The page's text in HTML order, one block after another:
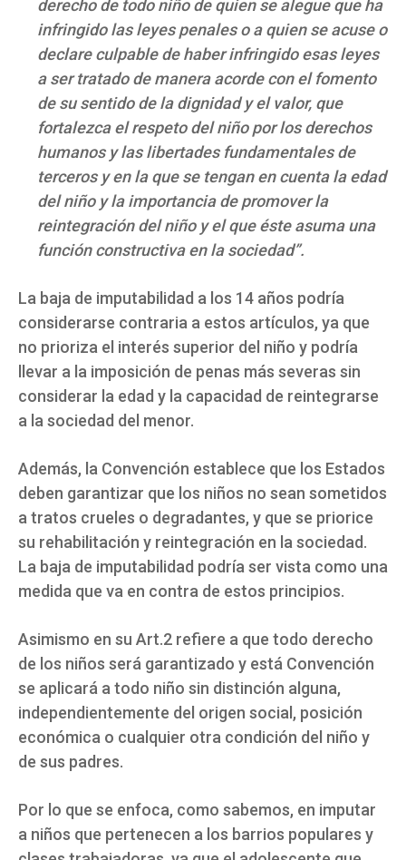
derecho de todo niño de quien se alegue que ha
infringido las leyes penales o a quien se acuse o
declare culpable de haber infringido esas leyes
a ser tratado de manera acorde con el fomento
de su sentido de la dignidad y el valor, que
fortalezca el respeto del niño por los derechos
humanos y las libertades fundamentales de
terceros y en la que se tengan en cuenta la edad
del niño y la importancia de promover la
reintegración del niño y el que éste asuma una
función constructiva en la sociedad”.
La baja de imputabilidad a los 14 años podría
considerarse contraria a estos artículos, ya que
no prioriza el interés superior del niño y podría
llevar a la imposición de penas más severas sin
considerar la edad y la capacidad de reintegrarse
a la sociedad del menor.
Además, la Convención establece que los Estados
deben garantizar que los niños no sean sometidos
a tratos crueles o degradantes, y que se priorice
su rehabilitación y reintegración en la sociedad.
La baja de imputabilidad podría ser vista como una
medida que va en contra de estos principios.
Asimismo en su Art.2 refiere a que todo derecho
de los niños será garantizado y está Convención
se aplicará a todo niño sin distinción alguna,
independientemente del origen social, posición
económica o cualquier otra condición del niño y
de sus padres.
Por lo que se enfoca, como sabemos, en imputar
a niños que pertenecen a los barrios populares y